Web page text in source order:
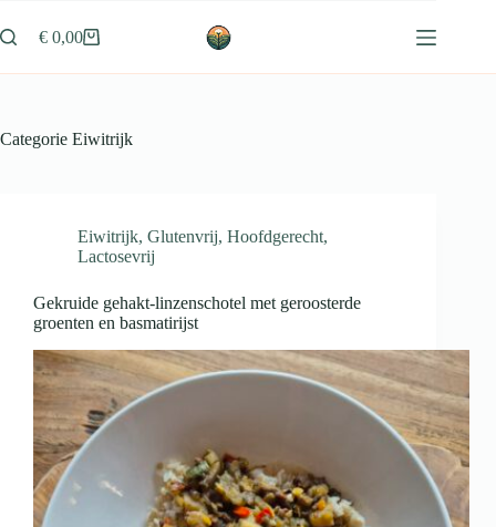
naar
de
Winkelwagen
€ 0,00
Categorie Eiwitrijk
Eiwitrijk, Glutenvrij, Hoofdgerecht,
Lactosevrij
Gekruide gehakt-linzenschotel met geroosterde
groenten en basmatirijst